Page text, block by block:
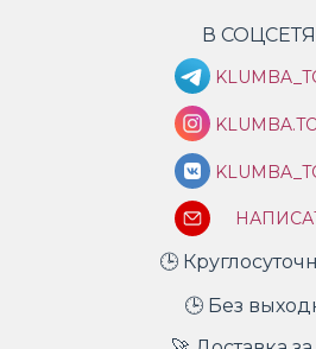
В
🕒
🕒 Без